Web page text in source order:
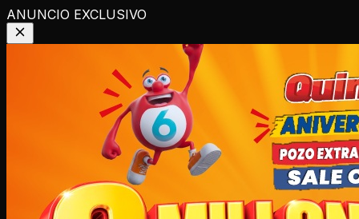
ANUNCIO EXCLUSIVO